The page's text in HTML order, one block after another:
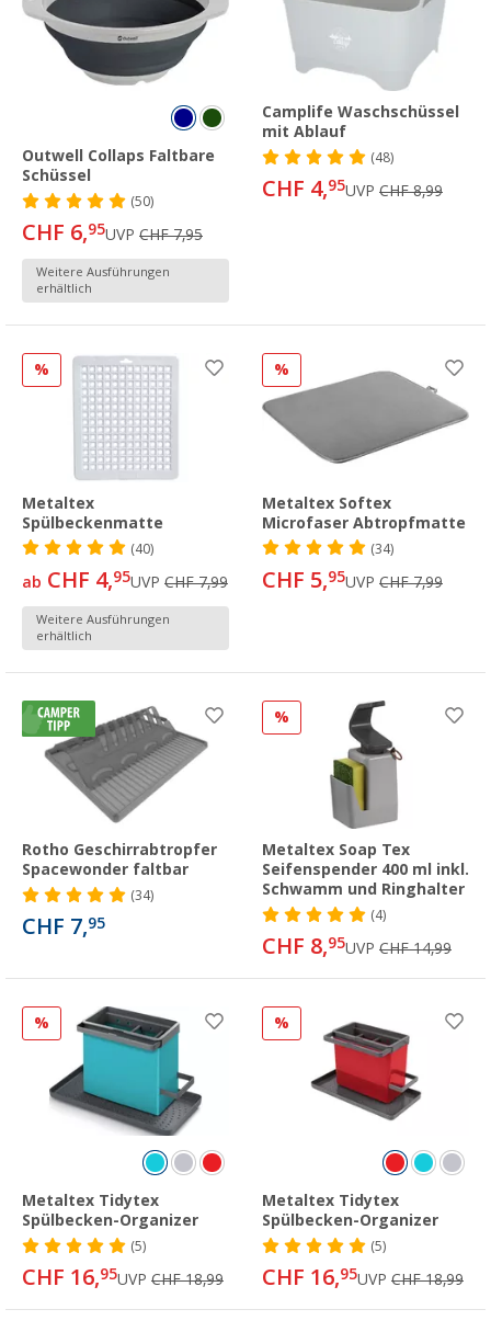
Outwell Collaps Faltbare
Schüssel
(50)
CHF 6,95UVP CHF 7,95
Weitere Ausführungen
erhältlich
Camplife Waschschüssel
mit Ablauf
(48)
CHF 4,95UVP CHF 8,99
%
Metaltex
Spülbeckenmatte
(40)
ab CHF 4,95UVP CHF 7,99
Weitere Ausführungen
erhältlich
%
Metaltex Softex
Microfaser Abtropfmatte
(34)
CHF 5,95UVP CHF 7,99
Rotho Geschirrabtropfer
Spacewonder faltbar
(34)
CHF 7,95
%
Metaltex Soap Tex
Seifenspender 400 ml inkl.
Schwamm und Ringhalter
(4)
CHF 8,95UVP CHF 14,99
%
Metaltex Tidytex
Spülbecken-Organizer
(5)
CHF 16,95UVP CHF 18,99
%
Metaltex Tidytex
Spülbecken-Organizer
(5)
CHF 16,95UVP CHF 18,99